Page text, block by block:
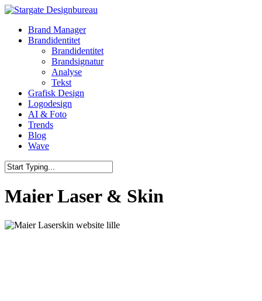
Skip
main
content
Menu
Brand Manager
Brandidentitet
Brandidentitet
Brandsignatur
Analyse
Tekst
Grafisk Design
Logodesign
AI & Foto
Trends
Blog
Wave
Search
Maier Laser & Skin